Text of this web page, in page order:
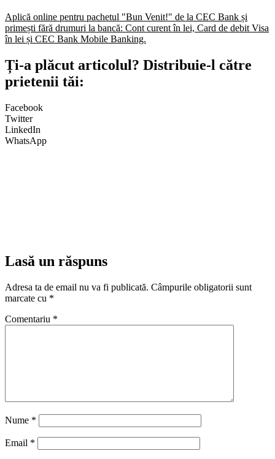
Aplică online pentru pachetul "Bun Venit!" de la CEC Bank și
primești fără drumuri la bancă: Cont curent în lei, Card de debit Visa
în lei și CEC Bank Mobile Banking.​
Ți-a plăcut articolul? Distribuie-l către
prietenii tăi:
Facebook
Twitter
LinkedIn
WhatsApp
Lasă un răspuns
Adresa ta de email nu va fi publicată. Câmpurile obligatorii sunt
marcate cu *
Comentariu *
Nume *
Email *